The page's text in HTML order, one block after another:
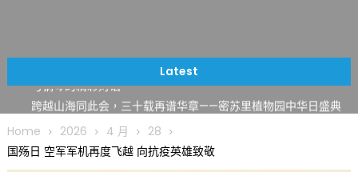
Latest
筝声与琴韵交汇：刘励(Li Statler)与钢琴家Darek演绎一场古筝
跨越山海同此会，三十载再谱华章——密苏里植物园中华日盛典
圣路易龙舟俱乐部5月16日龙舟体验日 邀请各界亲身体验划行乐
趣 + 水上竞速魅力
Home 2026 4 月
28
国殇日 空军军机再度飞越 向抗疫英雄致敬